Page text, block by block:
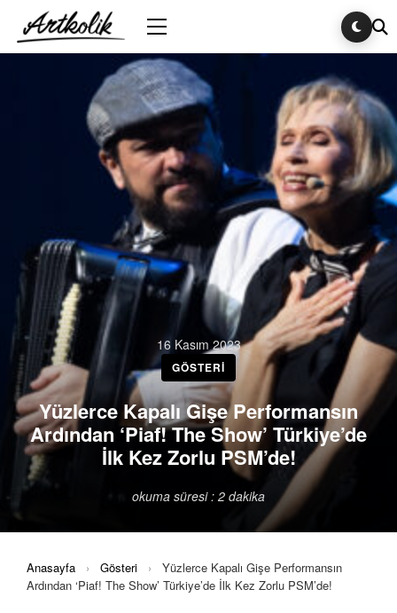
16 Kasım 2023
GÖSTERI
Yüzlerce Kapalı Gişe Performansın
Ardından ‘Piaf! The Show’ Türkiye’de
İlk Kez Zorlu PSM’de!
okuma süresi : 2 dakika
Anasayfa › Gösteri ›
Yüzlerce Kapalı Gişe Performansın
Ardından ‘Piaf! The Show’ Türkiye’de İlk Kez Zorlu PSM’de!